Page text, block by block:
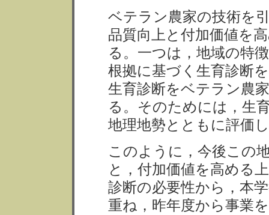
ベテラン農家の技術を
品質向上と付加価値を
る。一つは，地域の特
根拠に基づく生育診断
生育診断をベテラン農
る。そのためには，生
地理地勢とともに評価
このように，今後この
と，付加価値を高める
診断の必要性から，本
重ね，昨年度から事業